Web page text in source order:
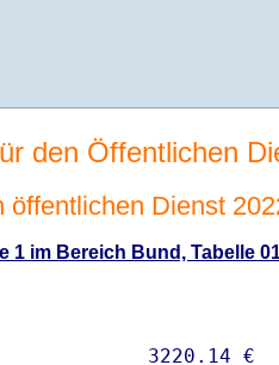
den Öffentlichen
öffentlichen Dienst
1 im Bereich Bund, Tabelle